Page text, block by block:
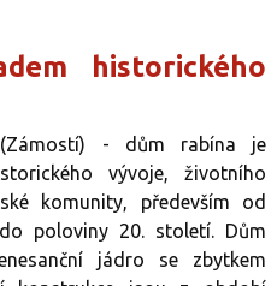
historického
- dům rabína je
vývoje, životního
komunity, především od
poloviny 20. století. Dům
jádro se zbytkem